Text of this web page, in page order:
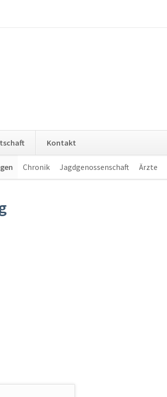
überspringen
Kontakt
Chronik Jagdgenossenschaft Ärzte